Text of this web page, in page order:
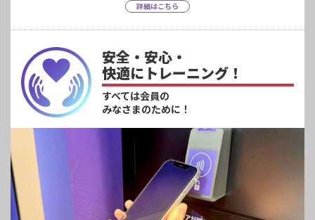
詳細はこちら
安全・安心・
快適にトレーニング！
すべては会員の
みなさまのために！